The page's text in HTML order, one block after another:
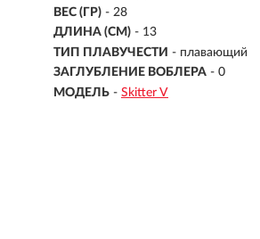
ВЕС (ГР) - 28
ДЛИНА (СМ) - 13
ТИП ПЛАВУЧЕСТИ - плавающий
ЗАГЛУБЛЕНИЕ ВОБЛЕРА - 0
МОДЕЛЬ - Skitter V